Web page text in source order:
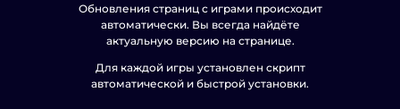
Обновления страниц с играми происходит
автоматически. Вы всегда найдёте
актуальную версию на странице.
Для каждой игры установлен скрипт
автоматической и быстрой установки.